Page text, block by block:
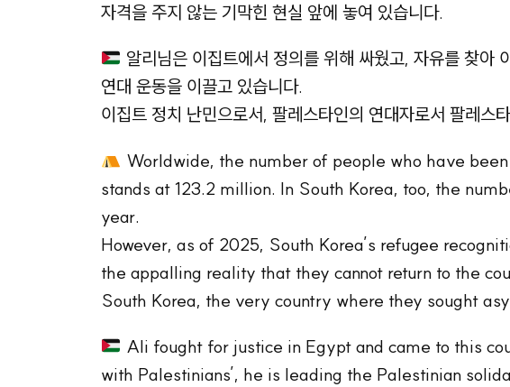
자격을 주지 않는 기막힌 현실 앞에 놓여 있습니다.
알리님은 이집트에서 정의를 위해 싸웠고, 자유를 찾아
연대 운동을 이끌고 있습니다.
이집트 정치 난민으로서, 팔레스타인의 연대자로서 팔레스
Worldwide, the number of people who have
stands at 123.2 million. In South Korea, too, the
year.
However, as of 2025, South Korea’s refugee
the appalling reality that they cannot return to the
South Korea, the very country where they sought
Ali fought for justice in Egypt and came to this
with Palestinians’, he is leading the Palestinian